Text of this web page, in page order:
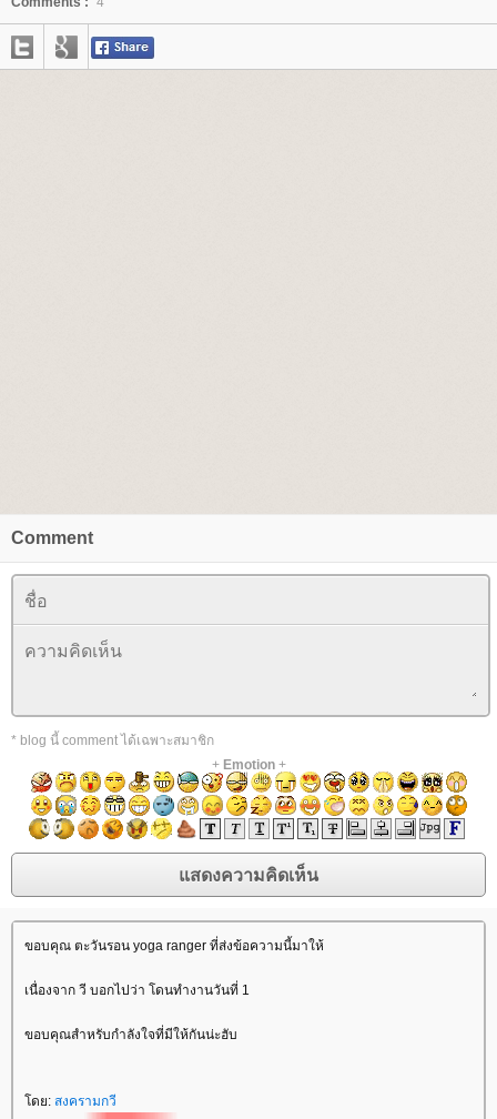
Comment
* blog นี้ comment ได้เฉพาะสมาชิก
+ Emotion+
ขอบคุณ ตะวันรอน yoga ranger ที่ส่งข้อความนี้มาให้
เนื่องจาก วี บอกไปว่า โดนทำงานวันที่ 1
ขอบคุณสำหรับกำลังใจที่มีให้กันน่ะฮับ
ดย: สงครามกวี